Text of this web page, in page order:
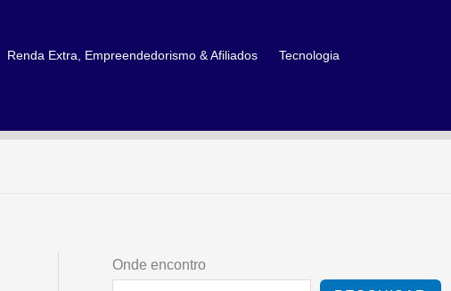
Renda Extra, Empreendedorismo & Afiliados
Tecnologia
Onde encontro